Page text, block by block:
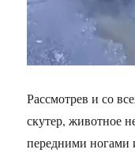
Рассмотрев и со
скутер, животное
передними ногами